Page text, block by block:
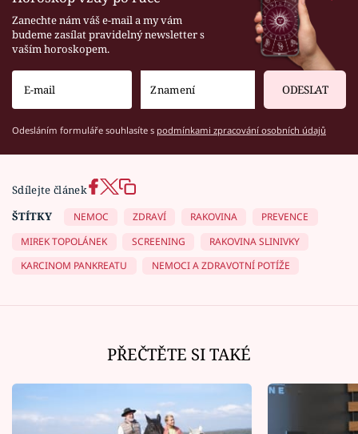
Zanechte nám váš e-mail a my vám
budeme zasílat pravidelný newsletter s
vaším horoskopem.
ODESLAT
Odesláním formuláře souhlasíte s podmínkami zpracování osobních údajů
Sdílejte článek
ŠTÍTKY
NEMOC ZDRAVÍ RAKOVINA
PREVENCE
MIREK TOPOLÁNEK
SCREENING
RAKOVINA SLINIVKY
KARCINOM PANKREATU
NEMOCI A ZDRAVOTNÍ POTÍŽE
PŘEČTĚTE SI TAKÉ